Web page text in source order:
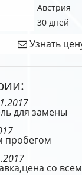
Австрия
30 дней
Узнать
для замены
пробегом
со